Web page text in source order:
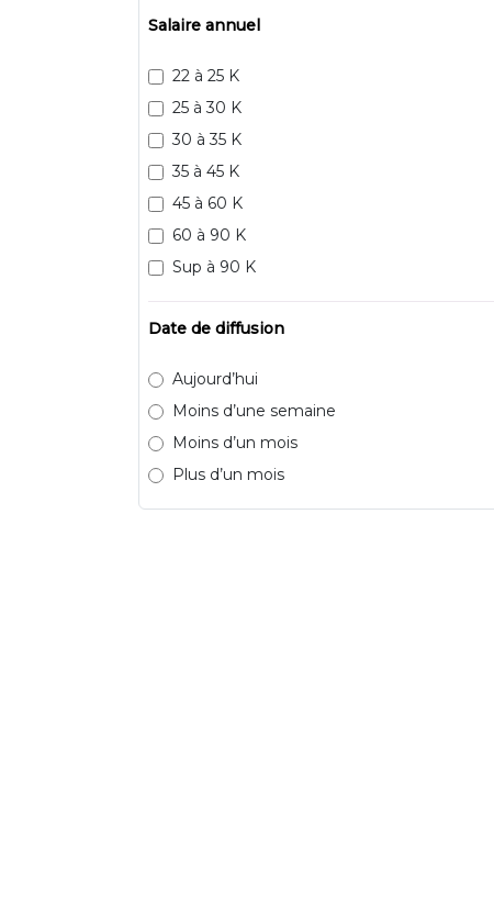
Salaire annuel
22 à 25 K
25 à 30 K
30 à 35 K
35 à 45 K
45 à 60 K
60 à 90 K
Sup à 90 K
Date de diffusion
Aujourd’hui
Moins d’une semaine
Moins d’un mois
Plus d’un mois